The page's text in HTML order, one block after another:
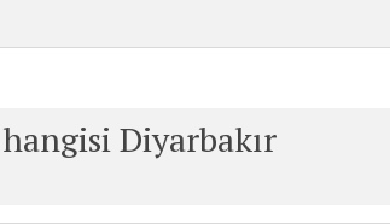
Diyarbakır